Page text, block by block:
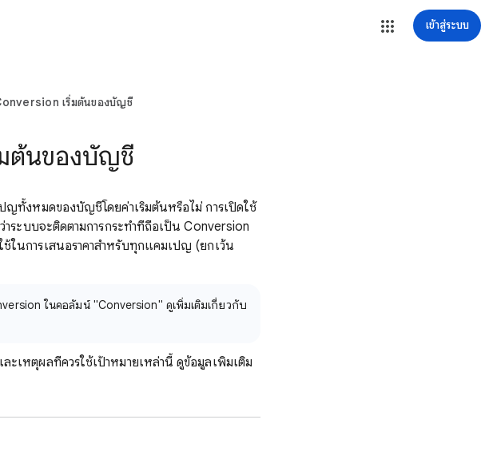
เข้าสู่ระบบ
เริ่มต้นของบัญชี
มต้นของบัญชี
ญทั้งหมดของบัญชีโดยค่าเริ่มต้นหรือไม่ การเปิดใช้
ระบบจะติดตามการกระทําที่ถือเป็น Conversion
ในการเสนอราคาสําหรับทุกแคมเปญ (ยกเว้น
ในคอลัมน์ "Conversion" ดูเพิ่มเติมเกี่ยวกับ
ะเหตุผลที่ควรใช้เป้าหมายเหล่านี้ ดูข้อมูลเพิ่มเติม